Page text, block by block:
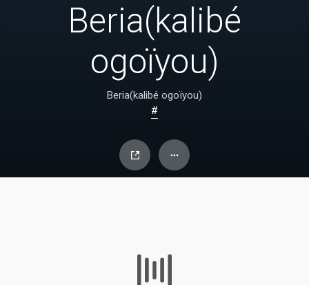
Beria(kalibé
ogoïyou)
Beria(kalibé ogoïyou)
#